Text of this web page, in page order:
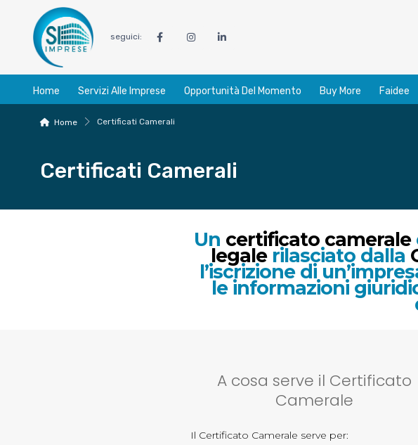
seguici:
Home Servizi Alle Imprese Opportunità Del Momento Buy More Faidee
Home Certificati Camerali
Certificati Camerali
Un certificato camerale
legalerilasciato dalla
l’iscrizione di
le informazioni
A cosa serve il Certificato
Camerale
Il Certificato Camerale serve per: